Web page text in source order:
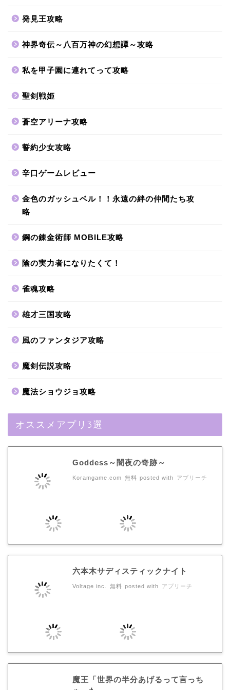
発見王攻略
神界奇伝～八百万神の幻想譚～攻略
私を甲子園に連れてって攻略
聖剣戦姫
蒼空アリーナ攻略
誓約少女攻略
辛口ゲームレビュー
金色のガッシュベル！！永遠の絆の仲間たち攻
略
鋼の錬金術師 MOBILE攻略
陰の実力者になりたくて！
雀魂攻略
雄才三国攻略
風のファンタジア攻略
魔剣伝説攻略
魔法ショウジョ攻略
オススメアプリ3選
Goddess～闇夜の奇跡～
Koramgame.com 無料 posted with アプリーチ
六本木サディスティックナイト
Voltage inc. 無料 posted with アプリーチ
魔王「世界の半分あげるって言っち